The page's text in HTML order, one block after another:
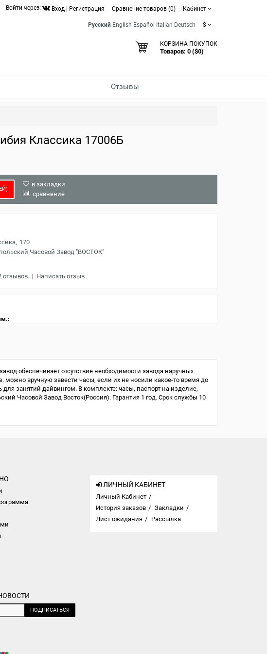
Войти через: Вход Регистрация Сравнение товаров (0) Кабинет
Русский English Español Italian Deutsch $
КОРЗИНА ПОКУПОК
Товаров: 0 ($0)
Отзывы
Классика 17006Б
в закладки
сравнение
170
Часовой Завод "ВОСТОК"
отзывов.| Написать отзыв
обеспечивает отсутствие необходимости завода наручных
можно вручную завести часы, если их не носили какое-то время до
занятий дайвингом. В комплекте: часы, паспорт на изделие,
Часовой Завод Восток(Россия). Гарантия 1 год. Срок службы 10
ПОДПИСАТЬСЯ
ЛИЧНЫЙ КАБИНЕТ
Личный Кабинет
История заказов
Закладки
Лист ожидания
Рассылка